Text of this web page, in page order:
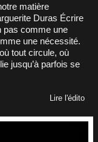
matière
Duras Écrire
pas comme une
une nécessité.
tout circule, où
jusqu’à parfois se
Lire l'édito